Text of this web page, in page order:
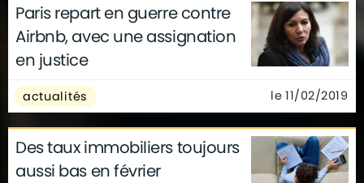
Paris repart en guerre contre
Airbnb, avec une assignation
en justice
actualités le 11/02/2019
Des taux immobiliers toujours
aussi bas en février